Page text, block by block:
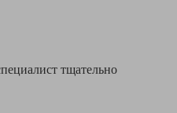
тщательно